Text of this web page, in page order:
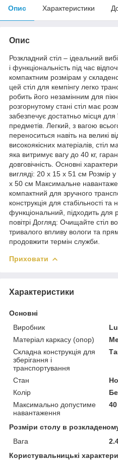
Опис Характеристики
Опис
Розкладний стіл – ідеальний
і функціональність під час
компактним розмірам у
цей стіл для кемпінгу легко
робить його незамінним для
розгорнутому стані стіл має
забезпечує достатньо місця для
предметів. Легкий, з вагою
переноситься навіть на великі
високоякісних матеріалів, стіл
яка витримує вагу до 40 кг,
довговічність. Основні
вигляді: 20 х 15 х 51 см Розмір
х 50 см Максимальне
компактний для зручного
конструкція для стабільності та
функціональний, підходить для
повітрі Догляд: Очищайте стіл
тривалого впливу вологи та
продовжити термін служби.
Приховати
Характеристики
Основні
Виробник
Матеріал каркасу (опор)
Складна конструкція для
зберігання і
транспортування
Стан
Колір
Максимально допустиме
навантаження
40
Розміри столу в
Вага
Користувальницькі